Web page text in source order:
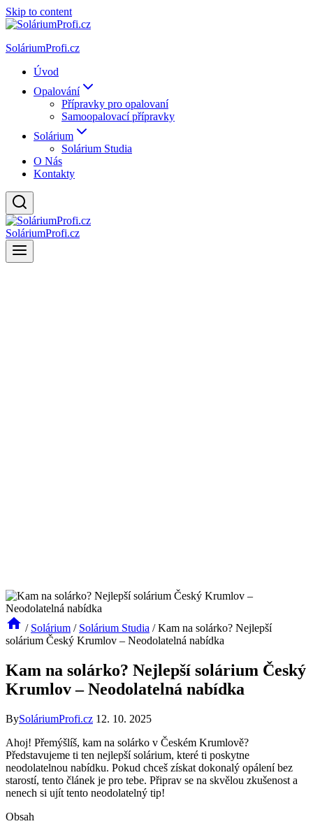
Skip to content
SoláriumProfi.cz
Úvod
Opalování
Přípravky pro opalovaní
Samoopalovací přípravky
Solárium
Solárium Studia
O Nás
Kontakty
SoláriumProfi.cz
/ Solárium / Solárium Studia / Kam na solárko? Nejlepší
solárium Český Krumlov – Neodolatelná nabídka
Kam na solárko? Nejlepší solárium Český
Krumlov – Neodolatelná nabídka
BySoláriumProfi.cz 12. 10. 2025
Ahoj! Přemýšlíš, kam ‌na solárko v Českém Krumlově?
Představujeme ti⁤ ten nejlepší solárium, které ti poskytne
neodolatelnou nabídku. Pokud chceš získat dokonalý opálení​ bez
starostí, tento článek je pro tebe.⁤ Připrav ‍se na⁤ skvělou zkušenost a
nenech‍ si ujít​ tento⁣ neodolatelný‌ tip!
Obsah